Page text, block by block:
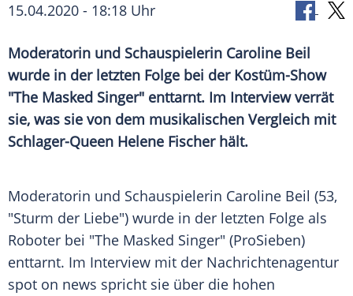
15.04.2020 - 18:18 Uhr
Moderatorin und Schauspielerin Caroline Beil
wurde in der letzten Folge bei der Kostüm-Show
"The Masked Singer" enttarnt. Im Interview verrät
sie, was sie von dem musikalischen Vergleich mit
Schlager-Queen Helene Fischerhält.
Moderatorin und Schauspielerin Caroline Beil (53,
"Sturm der Liebe") wurde in der letzten Folge als
Roboter bei "The Masked Singer" (ProSieben)
enttarnt. Im Interview mit der Nachrichtenagentur
spot on news spricht sie über die hohen